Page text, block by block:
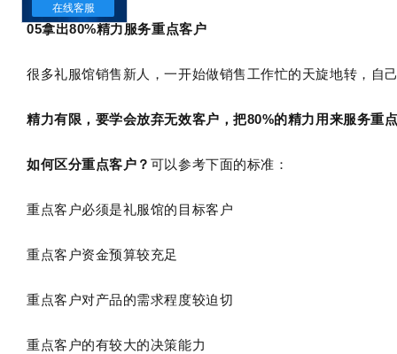
在线客服
05拿出80%精力服务重点客户
很多礼服馆销售新人，一开始做销售工作忙的天旋地转，
精力有限，要学会放弃无效客户，把80%的精力用来服务重
如何区分重点客户？ 可以参考下面的标准：
重点客户必须是礼服馆的目标客户
重点客户资金预算较充足
重点客户对产品的需求程度较迫切
重点客户的有较大的决策能力